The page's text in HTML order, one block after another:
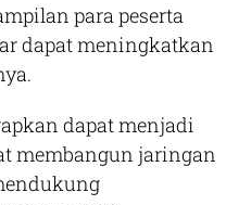
para peserta
dapat meningkatkan
dapat menjadi
membangun jaringan